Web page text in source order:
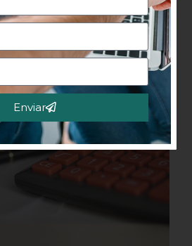
Enviar